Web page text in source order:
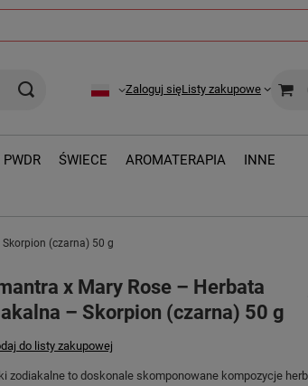
Zaloguj sięListy zakupowe
ŚWIECE AROMATERAPIA INNE
(czarna) 50 g
x Mary Rose – Herbata
– Skorpion (czarna) 50 g
do listy zakupowej
zodiakalne to doskonale skomponowane kompozycje